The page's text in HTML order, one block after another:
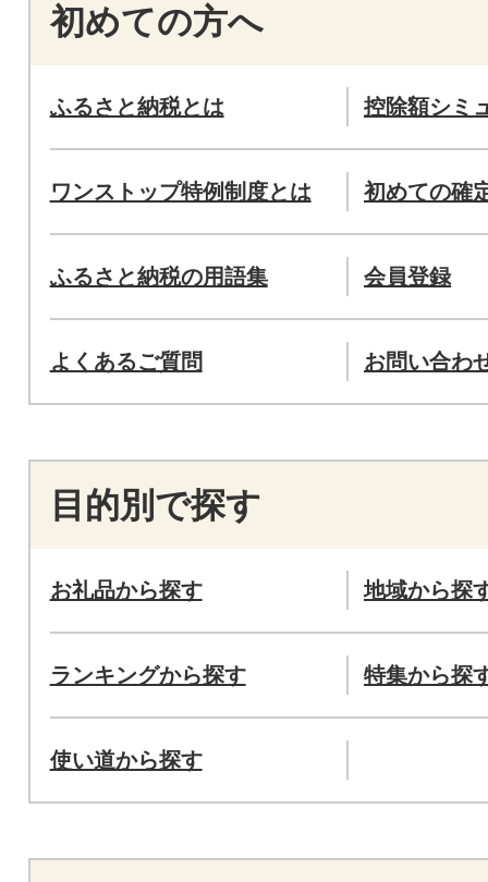
初めての方へ
ふるさと納税とは 控除額シミ
ワンストップ特例制度とは 初めての確
ふるさと納税の用語集 会員登録
よくあるご質問 お問い合わ
目的別で探す
お礼品から探す 地域から探
ランキングから探す 特集から探
使い道から探す